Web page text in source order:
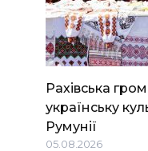
Рахівська
українську
Румунії
05.08.2026